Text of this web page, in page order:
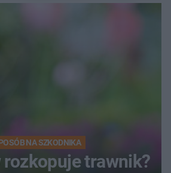
NA SZKODNIKA
rozkopuje trawnik?